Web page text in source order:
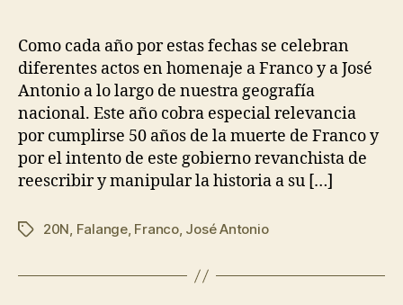
Como cada año por estas fechas se celebran
diferentes actos en homenaje a Franco y a José
Antonio a lo largo de nuestra geografía
nacional. Este año cobra especial relevancia
por cumplirse 50 años de la muerte de Franco y
por el intento de este gobierno revanchista de
reescribir y manipular la historia a su […]
20N, Falange, Franco, José Antonio